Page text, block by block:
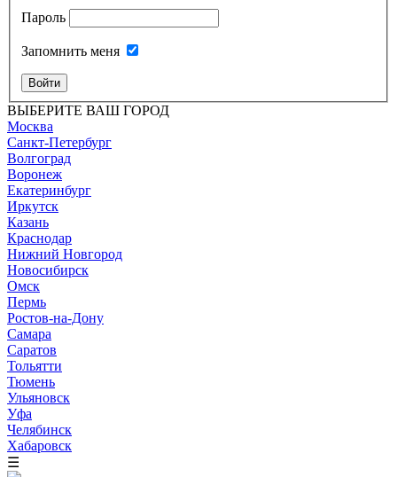
Пароль
Запомнить меня
Войти
ВЫБЕРИТЕ ВАШ ГОРОД
Москва
Санкт-Петербург
Волгоград
Воронеж
Екатеринбург
Иркутск
Казань
Краснодар
Нижний Новгород
Новосибирск
Омск
Пермь
Ростов-на-Дону
Самара
Саратов
Тольятти
Тюмень
Ульяновск
Уфа
Челябинск
Хабаровск
☰